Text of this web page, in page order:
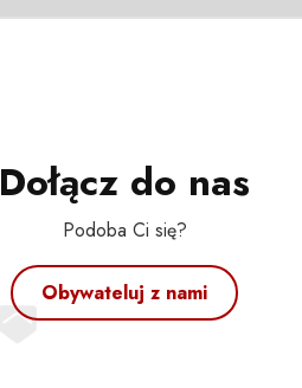
Dołącz do nas
Podoba Ci się?
Obywateluj z nami